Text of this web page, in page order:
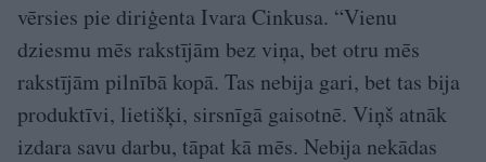
vērsies pie diriģenta Ivara Cinkusa. “Vienu
dziesmu mēs rakstījām bez viņa, bet otru mēs
rakstījām pilnībā kopā. Tas nebija gari, bet tas bija
produktīvi, lietišķi, sirsnīgā gaisotnē. Viņš atnāk
izdara savu darbu, tāpat kā mēs. Nebija nekādas